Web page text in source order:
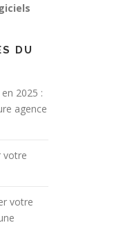
DU
2025 :
agence
votre
votre